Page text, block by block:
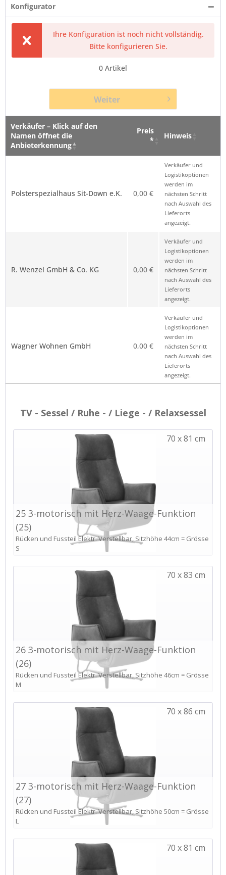
Konfigurator
Ihre Konfiguration ist noch nicht vollständig.
Bitte konfigurieren Sie.
0 Artikel
Weiter
Verkäufer – Klick auf den
Namen öffnet die
Anbieterkennung
Preis
*
Hinweis
Polsterspezialhaus Sit-Down e.K. 0,00 €
Verkäufer und
Logistikoptionen
werden im
nächsten Schritt
nach Auswahl des
Lieferorts
angezeigt.
R. Wenzel GmbH & Co. KG 0,00 €
Verkäufer und
Logistikoptionen
werden im
nächsten Schritt
nach Auswahl des
Lieferorts
angezeigt.
Wagner Wohnen GmbH 0,00 €
Verkäufer und
Logistikoptionen
werden im
nächsten Schritt
nach Auswahl des
Lieferorts
angezeigt.